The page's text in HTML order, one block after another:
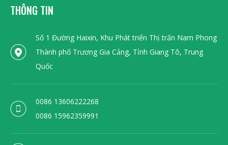
THÔNG TIN
Số 1 Đường Haixin, Khu Phát triển Thị trấn Nam Phong
Thành phố Trương Gia Cảng, Tỉnh Giang Tô, Trung
Quốc
0086 13606222268
0086 15962359991